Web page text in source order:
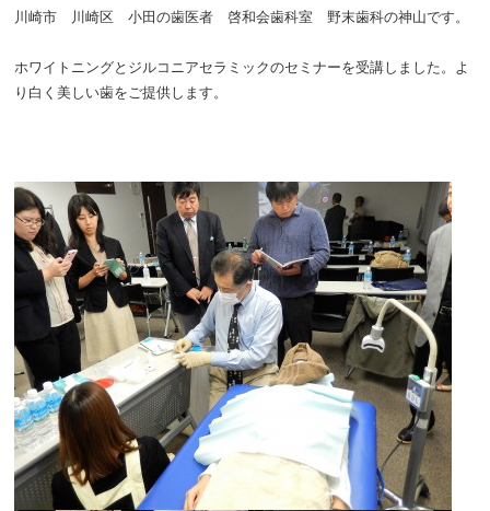
料金･自費治療の メニュー
アクセス･診療時間
川崎市 川崎区 小田の歯医者 啓和会歯科室 野末歯科の神山です。
ホワイトニングとジルコニアセラミックのセミナーを受講しました。よ
り白く美しい歯をご提供します。